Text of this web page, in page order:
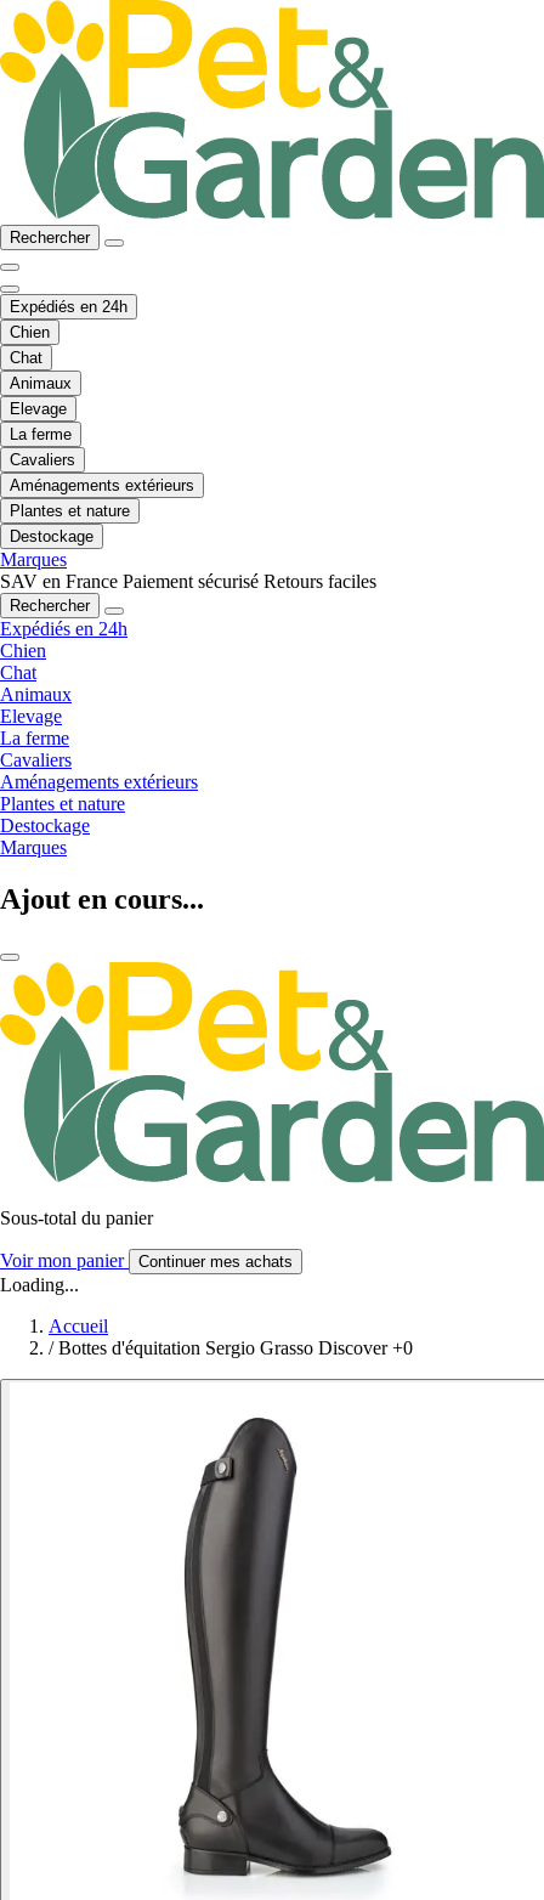
Rechercher
Expédiés en 24h
Chien
Chat
Animaux
Elevage
La ferme
Cavaliers
Aménagements extérieurs
Plantes et nature
Destockage
Marques
SAV en France Paiement sécurisé Retours faciles
Rechercher
Expédiés en 24h
Chien
Chat
Animaux
Elevage
La ferme
Cavaliers
Aménagements extérieurs
Plantes et nature
Destockage
Marques
Ajout en cours...
Sous-total du panier
Voir mon panier Continuer mes achats
Loading...
Accueil
/ Bottes d'équitation Sergio Grasso Discover +0